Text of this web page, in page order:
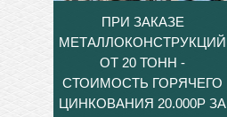
ПРИ ЗАКАЗЕ
МЕТАЛЛОКОНСТРУКЦИЙ
ОТ 20 ТОНН -
СТОИМОСТЬ ГОРЯЧЕГО
ЦИНКОВАНИЯ 20.000Р ЗА